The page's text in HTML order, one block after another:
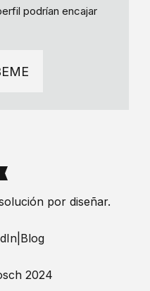
podrían encajar
por diseñar.
Blog
2024